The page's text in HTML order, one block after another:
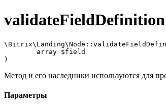
validateFieldDefinition
)
Метод и его наследники используются для
Параметры